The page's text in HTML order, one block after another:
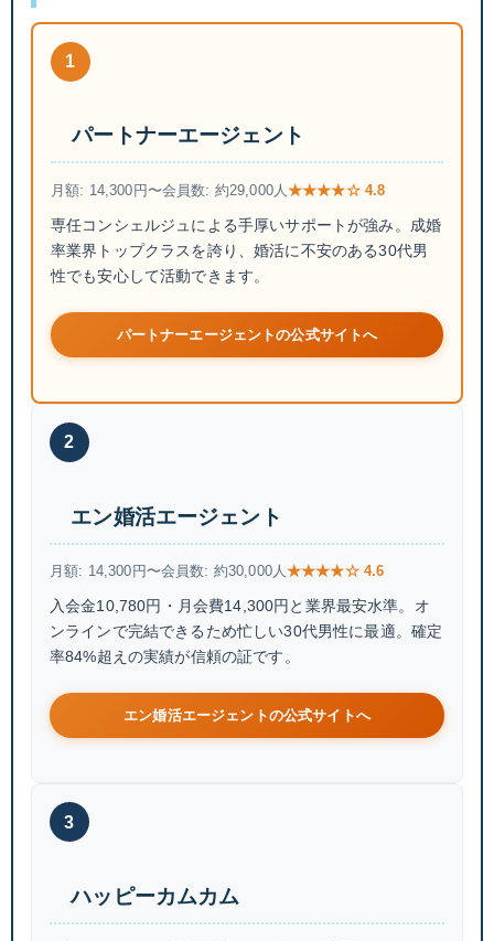
1
パートナーエージェント
月額: 14,300円〜会員数: 約29,000人★★★★☆ 4.8
専任コンシェルジュによる手厚いサポートが強み。成婚
率業界トップクラスを誇り、婚活に不安のある30代男
性でも安心して活動できます。
パートナーエージェントの公式サイトへ
2
エン婚活エージェント
月額: 14,300円〜会員数: 約30,000人★★★★☆ 4.6
入会金10,780円・月会費14,300円と業界最安水準。オ
ンラインで完結できるため忙しい30代男性に最適。確定
率84%超えの実績が信頼の証です。
エン婚活エージェントの公式サイトへ
3
ハッピーカムカム